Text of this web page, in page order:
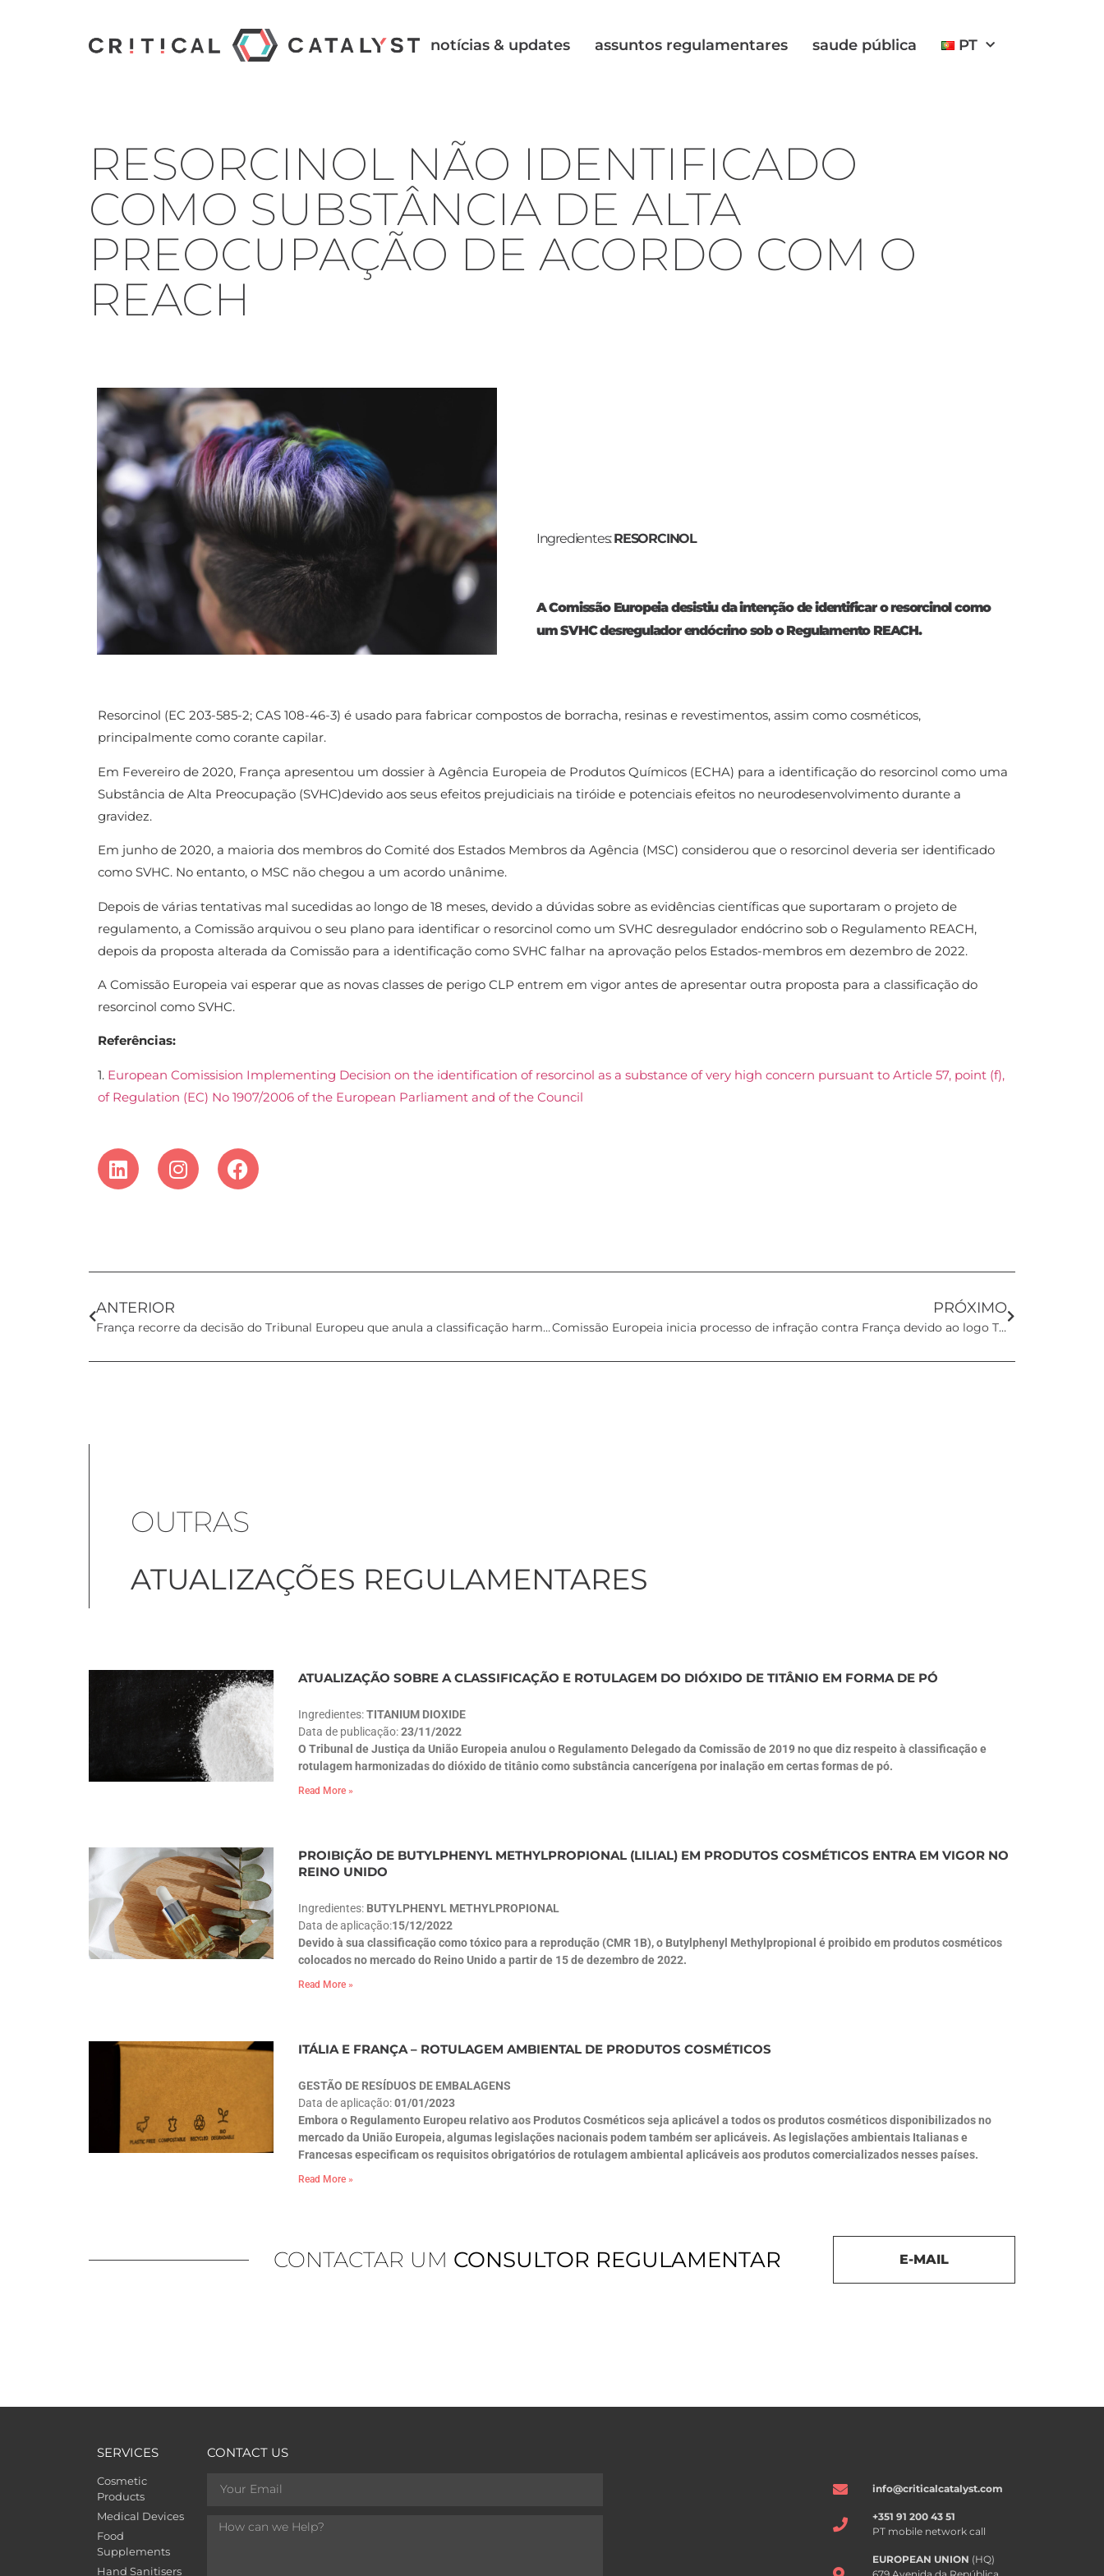
notícias & updates assuntos regulamentares saude pública PT
RESORCINOL NÃO IDENTIFICADO
COMO SUBSTÂNCIA DE ALTA
PREOCUPAÇÃO DE ACORDO COM O
REACH
Ingredientes:RESORCINOL
A Comissão Europeia desistiu da intenção de identificar o resorcinol como
um SVHC desregulador endócrino sob o Regulamento REACH.
Resorcinol (EC 203-585-2; CAS 108-46-3) é usado para fabricar compostos de borracha, resinas e revestimentos, assim como cosméticos,
principalmente como corante capilar.
Em Fevereiro de 2020, França apresentou um dossier à Agência Europeia de Produtos Químicos (ECHA) para a identificação do resorcinol como uma
Substância de Alta Preocupação (SVHC)devido aos seus efeitos prejudiciais na tiróide e potenciais efeitos no neurodesenvolvimento durante a
gravidez.
Em junho de 2020, a maioria dos membros do Comité dos Estados Membros da Agência (MSC) considerou que o resorcinol deveria ser identificado
como SVHC. No entanto, o MSC não chegou a um acordo unânime.
Depois de várias tentativas mal sucedidas ao longo de 18 meses, devido a dúvidas sobre as evidências científicas que suportaram o projeto de
regulamento, a Comissão arquivou o seu plano para identificar o resorcinol como um SVHC desregulador endócrino sob o Regulamento REACH,
depois da proposta alterada da Comissão para a identificação como SVHC falhar na aprovação pelos Estados-membros em dezembro de 2022.
A Comissão Europeia vai esperar que as novas classes de perigo CLP entrem em vigor antes de apresentar outra proposta para a classificação do
resorcinol como SVHC.
Referências:
1. European Comissision Implementing Decision on the identification of resorcinol as a substance of very high concern pursuant to Article 57, point (f),
of Regulation (EC) No 1907/2006 of the European Parliament and of the Council
ANTERIOR
França recorre da decisão do Tribunal Europeu que anula a classificação harmonizada do dióxido de titânio como carcinogénico
PRÓXIMO
Comissão Europeia inicia processo de infração contra França devido ao logo Triman
OUTRAS
ATUALIZAÇÕES REGULAMENTARES
ATUALIZAÇÃO SOBRE A CLASSIFICAÇÃO E ROTULAGEM DO DIÓXIDO DE TITÂNIO EM FORMA DE PÓ
Ingredientes:TITANIUM DIOXIDE
Data de publicação:23/11/2022
O Tribunal de Justiça da União Europeia anulou o Regulamento Delegado da Comissão de 2019 no que diz respeito à classificação e
rotulagem harmonizadas do dióxido de titânio como substância cancerígena por inalação em certas formas de pó.
Read More »
PROIBIÇÃO DE BUTYLPHENYL METHYLPROPIONAL (LILIAL) EM PRODUTOS COSMÉTICOS ENTRA EM VIGOR NO
REINO UNIDO
Ingredientes: BUTYLPHENYL METHYLPROPIONAL
Data de aplicação:15/12/2022
Devido à sua classificação como tóxico para a reprodução (CMR 1B), o Butylphenyl Methylpropional é proibido em produtos cosméticos
colocados no mercado do Reino Unido a partir de 15 de dezembro de 2022.
Read More »
ITÁLIA E FRANÇA – ROTULAGEM AMBIENTAL DE PRODUTOS COSMÉTICOS
GESTÃO DE RESÍDUOS DE EMBALAGENS
Data de aplicação:01/01/2023
Embora o Regulamento Europeu relativo aos Produtos Cosméticos seja aplicável a todos os produtos cosméticos disponibilizados no
mercado da União Europeia, algumas legislações nacionais podem também ser aplicáveis. As legislações ambientais Italianas e
Francesas especificam os requisitos obrigatórios de rotulagem ambiental aplicáveis ​​aos produtos comercializados nesses países.
Read More »
CONTACTAR UM CONSULTOR REGULAMENTAR E-MAIL
SERVICES
Cosmetic
Products
Medical Devices
Food
Supplements
Hand Sanitisers
CONTACT US
info@criticalcatalyst.com
+351 91 200 43 51
PT mobile network call
EUROPEAN UNION (HQ)